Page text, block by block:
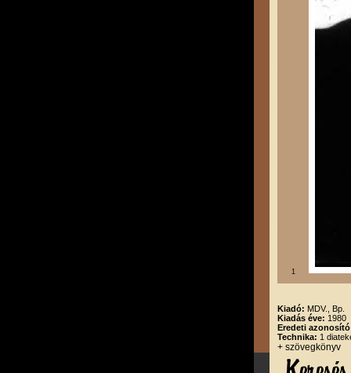
1
Kiadó: MDV., Bp.
Kiadás éve: 1980
Eredeti
Technika: 1
+ szövegkönyv